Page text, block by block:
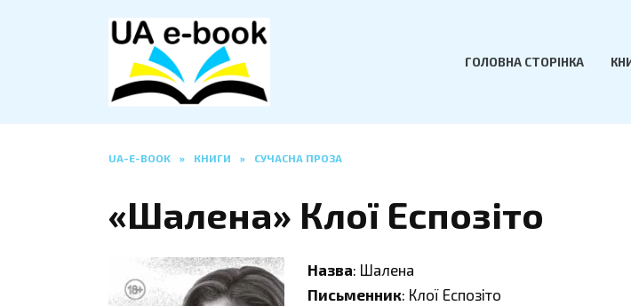
ГОЛОВНА СТОРІНКА
UA-E-BOOK » КНИГИ » СУЧАСНА ПРОЗА
«Шалена» Клої Еспозіто
Назва: Шалена
Письменник: Клої Еспозіто